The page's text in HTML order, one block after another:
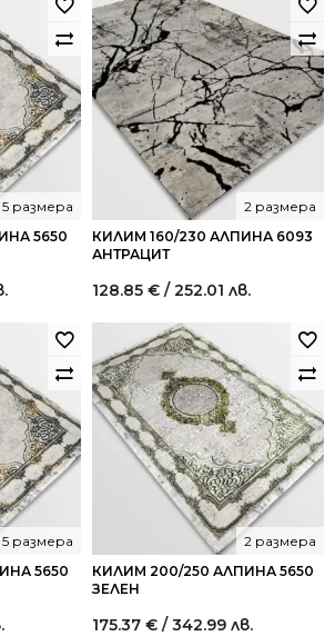
5650
5 размера
КИЛИМ 160/230 АЛПИНА 6093
АНТРАЦИТ
2 размера
128.85 € / 252.01 лв.
5650
5 размера
КИЛИМ 200/250 АЛПИНА 5650
ЗЕЛЕН
2 размера
175.37 € / 342.99 лв.